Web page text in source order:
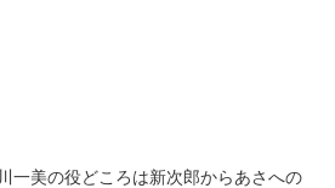
一美の役どころは新次郎からあさへの